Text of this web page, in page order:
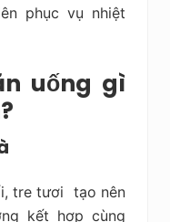
phục vụ nhiệt
uống gì
tre tươi tạo nên
kết hợp cùng